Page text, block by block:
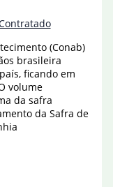
(Conab)
brasileira
ficando em
volume
da safra
da Safra de